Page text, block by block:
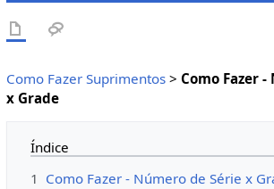
Como Fazer Suprimentos> Como Fazer
x Grade
Índice
1 Como Fazer - Número de Série x